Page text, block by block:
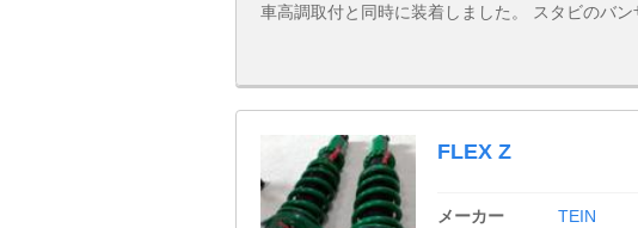
車高調取付と同時に装着しました。 スタビのバン
FLEX Z
メーカー TEIN